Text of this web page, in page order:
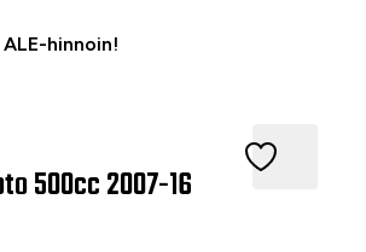
hinnoin!
2007-16
500cc 2007-16